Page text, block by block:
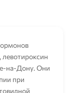
на-Дону. Они
при